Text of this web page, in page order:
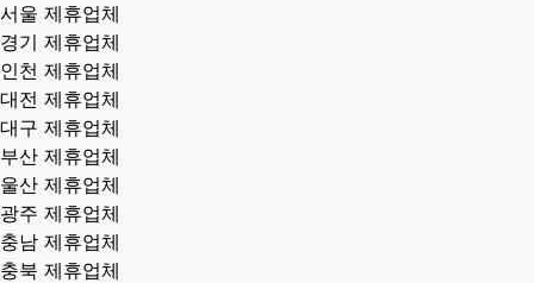
서울 제휴업체
경기 제휴업체
인천 제휴업체
대전 제휴업체
대구 제휴업체
부산 제휴업체
울산 제휴업체
광주 제휴업체
충남 제휴업체
충북 제휴업체